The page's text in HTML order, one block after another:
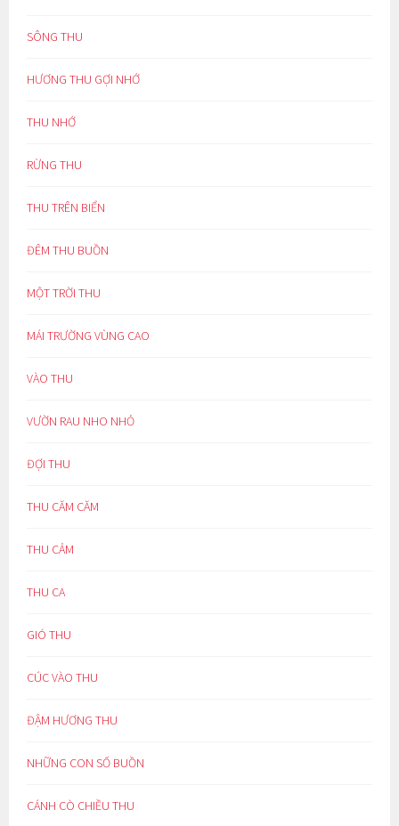
SÔNG THU
HƯƠNG THU GỢI NHỚ
THU NHỚ
RỪNG THU
THU TRÊN BIỂN
ĐÊM THU BUỒN
MỘT TRỜI THU
MÁI TRƯỜNG VÙNG CAO
VÀO THU
VƯỜN RAU NHO NHỎ
ĐỢI THU
THU CĂM CĂM
THU CẢM
THU CA
GIÓ THU
CÚC VÀO THU
ĐẬM HƯƠNG THU
NHỮNG CON SỐ BUỒN
CÁNH CÒ CHIỀU THU